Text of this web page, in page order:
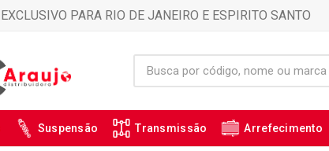
PARA RIO DE JANEIRO E ESPIRITO SANTO
Suspensão Transmissão Arrefecimento